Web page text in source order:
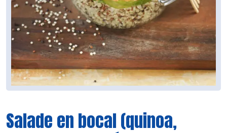
Salade en bocal (quinoa,